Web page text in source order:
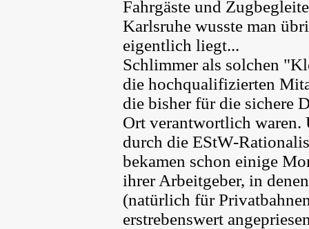
Fahrgäste und
Karlsruhe wusste man
eigentlich liegt...
Schlimmer als solchen
die hochqualifizierten
die bisher für die sichere
Ort verantwortlich waren.
durch die EStW-
bekamen schon einige
ihrer Arbeitgeber, in
(natürlich für
erstrebenswert